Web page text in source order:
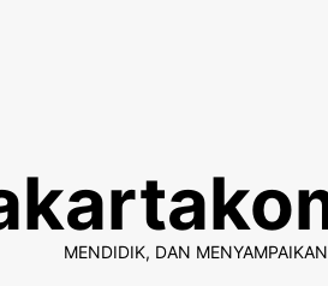
content
MENDIDIK, DAN